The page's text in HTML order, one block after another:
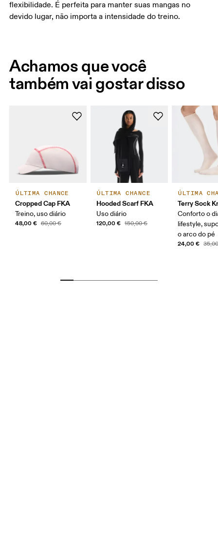
flexibilidade. É perfeita para manter suas mangas no
devido lugar, não importa a intensidade do treino.
Achamos que você
também vai gostar disso
ÚLTIMA CHANCE
Cropped Cap FKA
Treino, uso diário
48,00 € 60,00 €
ÚLTIMA CHANCE
Hooded Scarf FKA
Uso diário
120,00 € 150,00 €
ÚLTIMA
Terry Sock
Conforto o
lifestyle,
o arco do pé
24,00 €